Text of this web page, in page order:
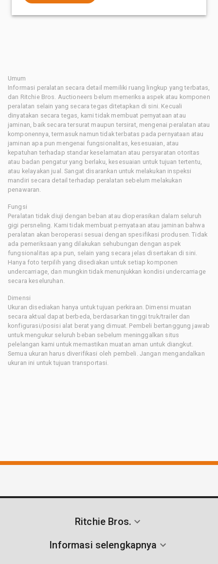
Umum
Informasi peralatan secara detail memiliki ruang lingkup yang terbatas,
dan Ritchie Bros. Auctioneers belum memeriksa aspek atau komponen
peralatan selain yang secara tegas ditetapkan di sini. Kecuali
dinyatakan secara tegas, kami tidak membuat pernyataan atau
jaminan, baik secara tersurat maupun tersirat, mengenai peralatan atau
komponennya, termasuk namun tidak terbatas pada pernyataan atau
jaminan apa pun mengenai fungsionalitas, kesesuaian, atau
kepatuhan terhadap standar keselamatan atau persyaratan otoritas
atau badan pengatur yang berlaku, kesesuaian untuk tujuan tertentu,
atau kelayakan jual. Sangat disarankan untuk melakukan inspeksi
mandiri secara detail terhadap peralatan sebelum melakukan
penawaran.
Fungsi
Peralatan tidak diuji dengan beban atau dioperasikan dalam seluruh
gigi persneling. Kami tidak membuat pernyataan atau jaminan bahwa
peralatan akan beroperasi sesuai dengan spesifikasi produsen. Tidak
ada pemeriksaan yang dilakukan sehubungan dengan aspek
fungsionalitas apa pun, selain yang secara jelas disertakan di sini.
Hanya foto terpilih yang disediakan untuk setiap komponen
undercarriage, dan mungkin tidak menunjukkan kondisi undercarriage
secara keseluruhan.
Dimensi
Ukuran disediakan hanya untuk tujuan perkiraan. Dimensi muatan
secara aktual dapat berbeda, berdasarkan tinggi truk/trailer dan
konfigurasi/posisi alat berat yang dimuat. Pembeli bertanggung jawab
untuk mengukur seluruh beban sebelum meninggalkan situs
pelelangan kami untuk memastikan muatan aman untuk diangkut.
Semua ukuran harus diverifikasi oleh pembeli. Jangan mengandalkan
ukuran ini untuk tujuan transportasi.
Ritchie Bros.
Informasi selengkapnya